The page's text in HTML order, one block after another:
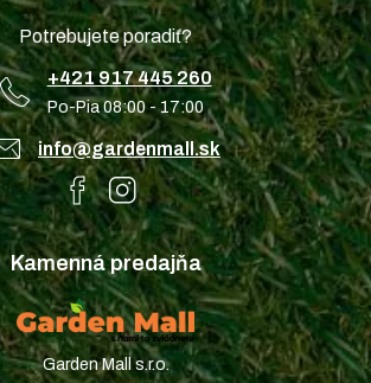
Potrebujete poradiť?
+421 917 445 260
Po-Pia 08:00 - 17:00
info@gardenmall.sk
Kamenná predajňa
Garden Mall s.r.o.